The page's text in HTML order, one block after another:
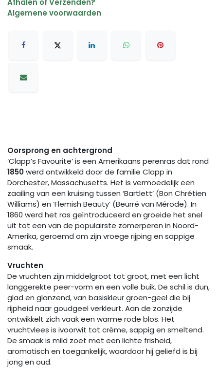
Algemene voorwaarden
Oorsprong en achtergrond
‘Clapp’s Favourite’ is een Amerikaans perenras dat rond
1850werd ontwikkeld door de familie Clapp in
Dorchester, Massachusetts. Het is vermoedelijk een
zaailing van een kruising tussen ‘Bartlett’ (Bon Chrétien
Williams) en ‘Flemish Beauty’ (Beurré van Mérode). In
1860 werd het ras geïntroduceerd en groeide het snel
uit tot een van de populairste zomerperen in Noord-
Amerika, geroemd om zijn vroege rijping en sappige
smaak.
Vruchten
De vruchten zijn middelgroot tot groot, met een licht
langgerekte peer-vorm en een volle buik. De schil is dun,
glad en glanzend, van basiskleur groen-geel die bij
rijpheid naar goudgeel verkleurt. Aan de zonzijde
ontwikkelt zich vaak een warme rode blos. Het
vruchtvlees is ivoorwit tot crème, sappig en smeltend.
De smaak is mild zoet met een lichte frisheid,
aromatisch en toegankelijk, waardoor hij geliefd is bij
jong en oud.